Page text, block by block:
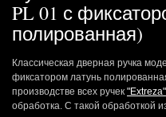
PL 01 с
полированная)
Классическая дверная ручка
фиксатором латунь
производстве всех ручек "Extreza"
обработка. С такой обработкой